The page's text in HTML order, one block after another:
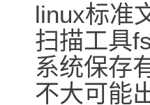
linux标准
扫描工具
系统保存
不大可能